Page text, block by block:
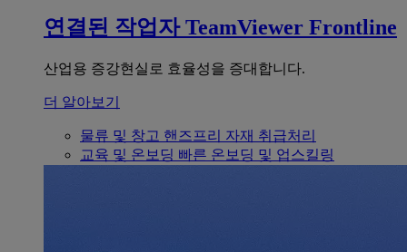
연결된 작업자 TeamViewer Frontline
산업용 증강현실로 효율성을 증대합니다.
더 알아보기
물류 및 창고 핸즈프리 자재 취급처리
교육 및 온보딩 빠른 온보딩 및 업스킬링